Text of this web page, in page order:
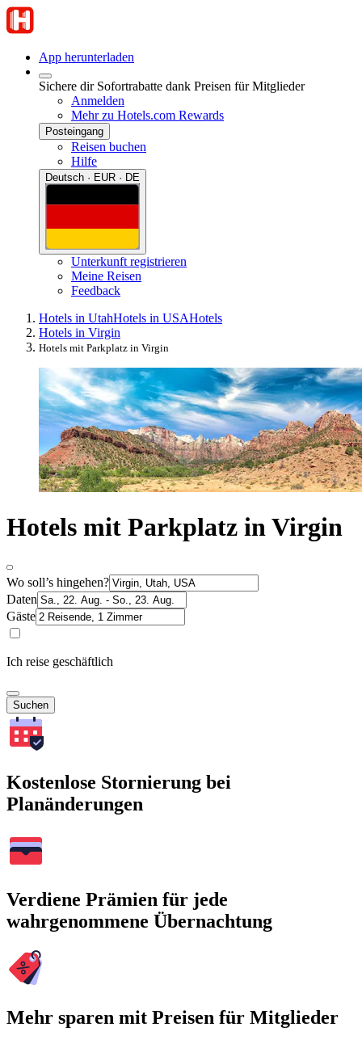
App herunterladen
Sichere dir Sofortrabatte dank Preisen für Mitglieder
Anmelden
Mehr zu Hotels.com Rewards
Posteingang
Reisen buchen
Hilfe
Deutsch · EUR · DE
Unterkunft registrieren
Meine Reisen
Feedback
Hotels in UtahHotels in USAHotels
Hotels in Virgin
Hotels mit Parkplatz in Virgin
Hotels mit Parkplatz in Virgin
Wo soll’s hingehen?
Daten
Gäste
Ich reise geschäftlich
Suchen
Kostenlose Stornierung bei
Planänderungen
Verdiene Prämien für jede
wahrgenommene Übernachtung
Mehr sparen mit Preisen für Mitglieder